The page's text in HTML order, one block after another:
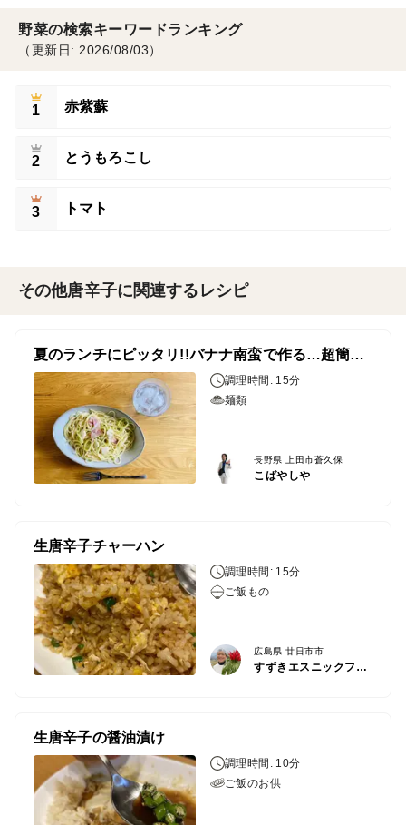
野菜の検索キーワードランキング
（更新日: 2026/08/03）
1 赤紫蘇
2 とうもろこし
3 トマト
その他唐辛子に関連するレシピ
夏のランチにピッタリ!!バナナ南蛮で作る…超簡単ペペロンチーノ
調理時間: 15分
麺類
長野県 上田市蒼久保
こばやしや
生唐辛子チャーハン
調理時間: 15分
ご飯もの
広島県 廿日市市
すずきエスニックファーム
生唐辛子の醤油漬け
調理時間: 10分
ご飯のお供